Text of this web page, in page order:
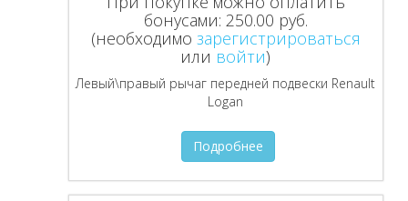
бонусами: 250.00 руб.
(необходимо зарегистрироваться
или войти)
Левый\правый рычаг передней подвески Renault
Logan
Подробнее